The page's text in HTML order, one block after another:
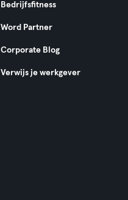
Bedrijfsfitness
Word Partner
Corporate Blog
Verwijs je werkgever